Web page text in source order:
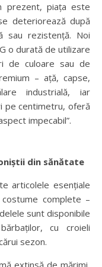
prezent, piața este
deteriorează după
sau rezistență. Noi
o durată de utilizare
de culoare sau de
– ață, capse,
industrială, iar
pe centimetru, oferă
impecabil”.
din sănătate
articolele esențiale
complete –
sunt disponibile
cu croieli
sezon.